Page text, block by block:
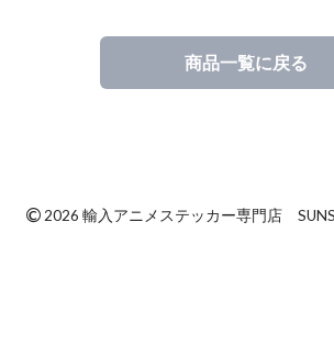
商品一覧に戻る
© 2026 輸入アニメステッカー専門店